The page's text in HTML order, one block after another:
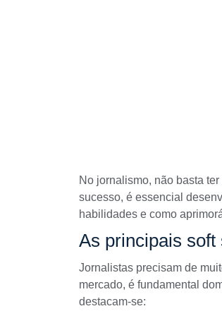
No jornalismo, não basta
sucesso, é essencial
habilidades e como
As principais
Jornalistas precisam de
mercado, é fundamental
destacam-se: